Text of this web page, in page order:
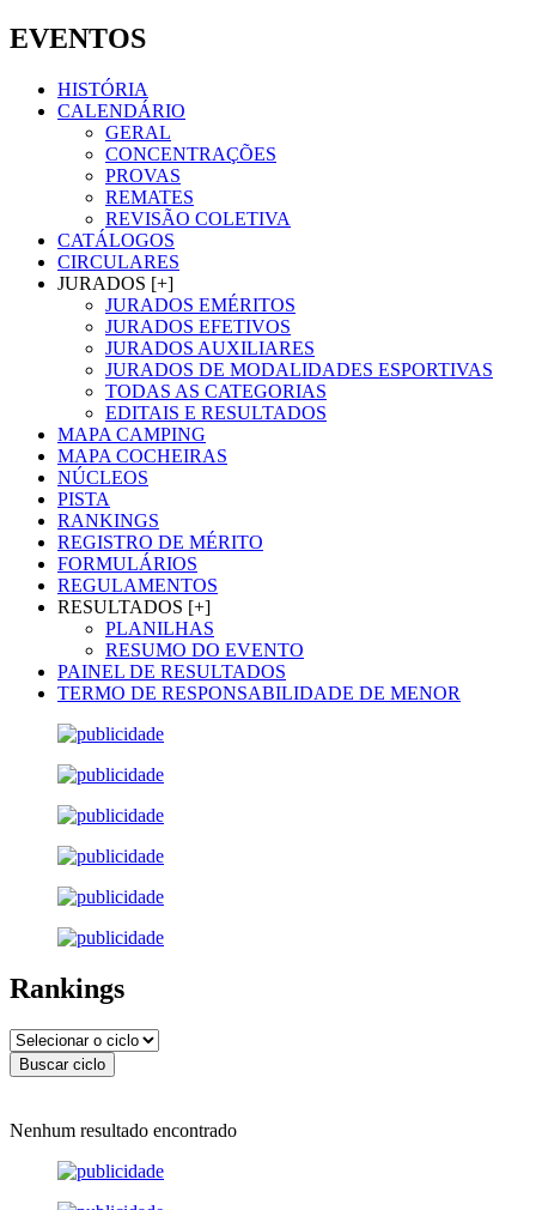
EVENTOS
HISTÓRIA
CALENDÁRIO
GERAL
CONCENTRAÇÕES
PROVAS
REMATES
REVISÃO COLETIVA
CATÁLOGOS
CIRCULARES
JURADOS [+]
JURADOS EMÉRITOS
JURADOS EFETIVOS
JURADOS AUXILIARES
JURADOS DE MODALIDADES ESPORTIVAS
TODAS AS CATEGORIAS
EDITAIS E RESULTADOS
MAPA CAMPING
MAPA COCHEIRAS
NÚCLEOS
PISTA
RANKINGS
REGISTRO DE MÉRITO
FORMULÁRIOS
REGULAMENTOS
RESULTADOS [+]
PLANILHAS
RESUMO DO EVENTO
PAINEL DE RESULTADOS
TERMO DE RESPONSABILIDADE DE MENOR
Rankings
Nenhum resultado encontrado